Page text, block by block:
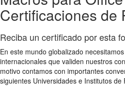
Certificaciones de
Reciba un certificado por esta
En este mundo globalizado
internacionales que validen nuestros
motivo contamos con importantes
siguientes Universidades e Institutos de